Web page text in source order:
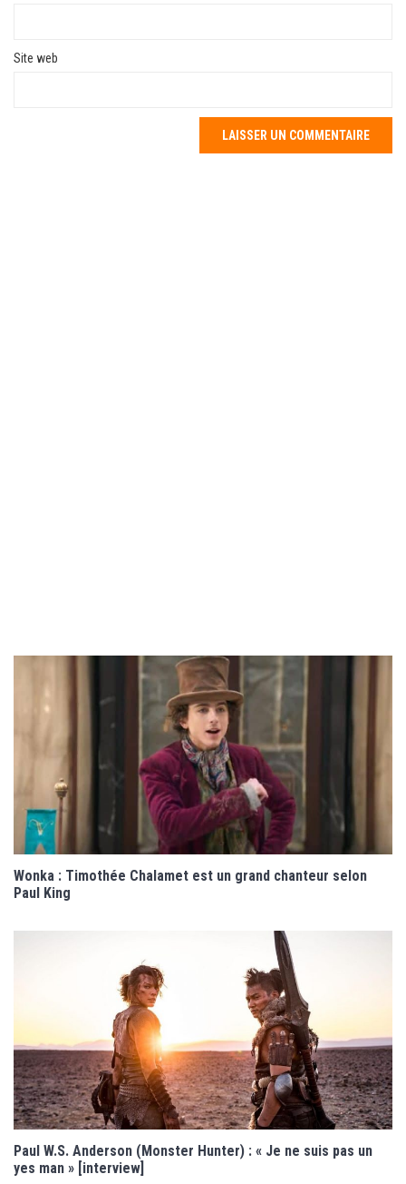
Site web
Wonka : Timothée Chalamet est un grand chanteur selon
Paul King
Paul W.S. Anderson (Monster Hunter) : « Je ne suis pas un
yes man » [interview]